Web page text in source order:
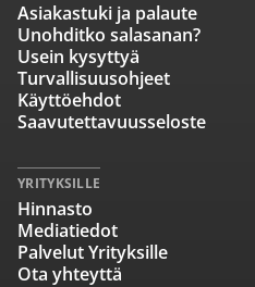
Asiakastuki ja palaute
Unohditko salasanan?
Usein kysyttyä
Turvallisuusohjeet
Käyttöehdot
Saavutettavuusseloste
YRITYKSILLE
Hinnasto
Mediatiedot
Palvelut Yrityksille
Ota yhteyttä